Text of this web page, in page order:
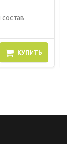
КУПИТЬ